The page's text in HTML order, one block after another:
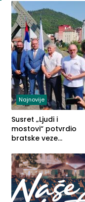
Najnovije
Susret „Ljudi i
mostovi“ potvrdio
bratske veze
Zvornika